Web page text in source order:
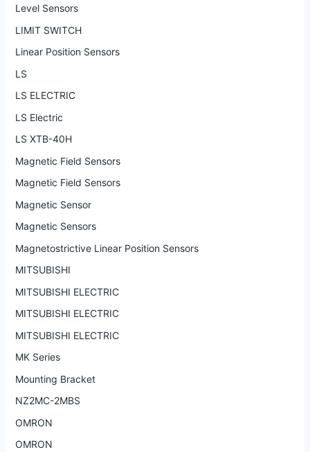
Level Sensors
LIMIT SWITCH
Linear Position Sensors
LS
LS ELECTRIC
LS Electric
LS XTB-40H
Magnetic Field Sensors
Magnetic Field Sensors
Magnetic Sensor
Magnetic Sensors
Magnetostrictive Linear Position Sensors
MITSUBISHI
MITSUBISHI ELECTRIC
MITSUBISHI ELECTRIC
MITSUBISHI ELECTRIC
MK Series
Mounting Bracket
NZ2MC-2MBS
OMRON
OMRON